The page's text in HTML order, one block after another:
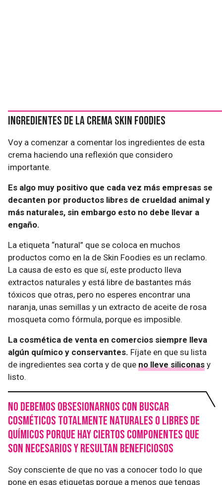
Ingredientes de la crema Skin Foodies
Voy a comenzar a comentar los ingredientes de esta
crema haciendo una reflexión que considero
importante.
Es algo muy positivo que cada vez más empresas se
decanten por productos libres de crueldad animal y
más naturales, sin embargo esto no debe llevar a
engaño.
La etiqueta “natural” que se coloca en muchos
productos como en la de Skin Foodies es un reclamo.
La causa de esto es que sí, este producto lleva
extractos naturales y está libre de bastantes más
tóxicos que otras, pero no esperes encontrar una
naranja, unas semillas y un extracto de aceite de rosa
mosqueta como fórmula, porque es imposible.
La cosmética de venta en comercios siempre lleva
algún químico y conservantes. Fíjate en que su lista
de ingredientes sea corta y de que no lleve siliconas y
listo.
No debemos obsesionarnos con buscar
cosméticos totalmente naturales o libres de
químicos porque hay ciertos componentes que
son necesarios y resultan beneficiosos
Soy consciente de que no vas a conocer todo lo que
pone en esas etiquetas porque a menos que tengas